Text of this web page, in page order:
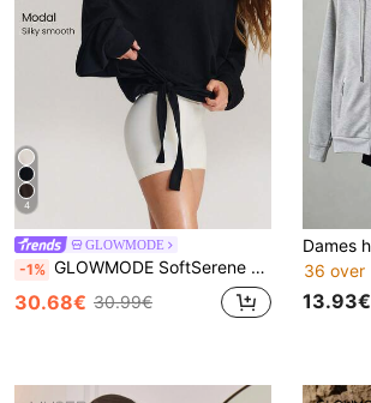
4
GLOWMODE
-1% GLOWMODE SoftSerene Modal Own Your Flow Zachte, zijdezachte, ademende trui met verstelbare taille en trekkoord aan de zoom, one-shoulder model, geschikt voor dagelijks gebruik.
30.68€ 30.99€
36 over
13.93€